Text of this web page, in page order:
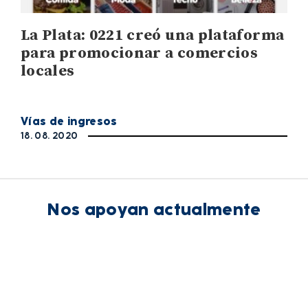
La Plata: 0221 creó una plataforma
para promocionar a comercios
locales
Vías de ingresos
18. 08. 2020
Nos apoyan actualmente